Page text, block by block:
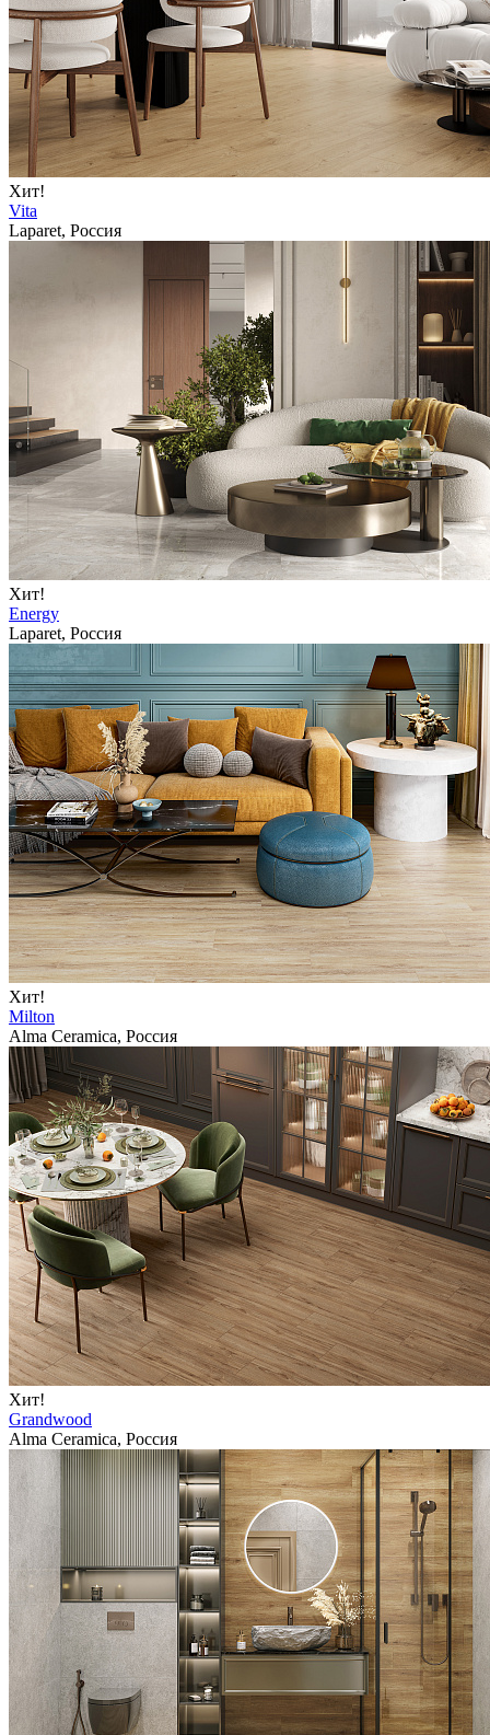
Хит!
Vita
Laparet, Россия
Хит!
Energy
Laparet, Россия
Хит!
Milton
Alma Ceramica, Россия
Хит!
Grandwood
Alma Ceramica, Россия